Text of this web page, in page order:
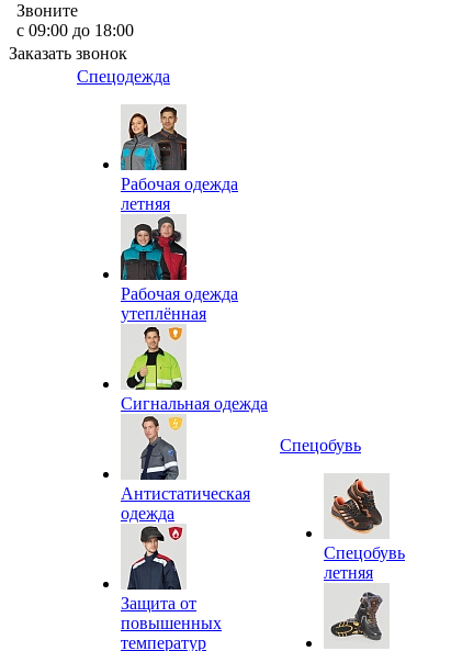
Звоните
с 09:00 до 18:00
Заказать звонок
Спецодежда
Рабочая одежда
летняя
Рабочая одежда
утеплённая
Сигнальная одежда
Антистатическая
одежда
Защита от
повышенных
температур
Спецобувь
Спецобувь
летняя